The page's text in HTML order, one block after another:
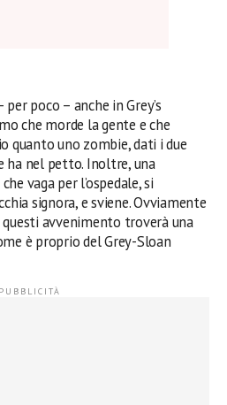
poco – anche in Grey’s
che morde la gente e che
quanto uno zombie, dati i due
ha nel petto. Inoltre, una
vaga per l’ospedale, si
signora, e sviene. Ovviamente
avvenimento troverà una
è proprio del Grey-Sloan